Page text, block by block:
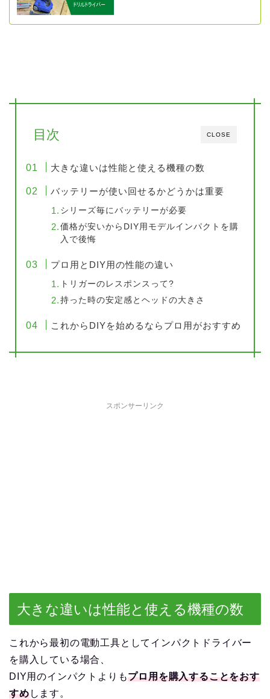
CLOSE
目次
大きな違いは性能と使える機種の数
バッテリーが使い回せるかどうかは重要
シリーズ毎にバッテリーが必要
価格が安いからDIY用モデルインパクトを購
入で後悔
プロ用とDIY用の性能の違い
トリガーのレスポンスって?
持った時の安定感とヘッドの大きさ
これからDIYを始めるならプロ用がおすすめ
スポンサーリンク
大きな違いは性能と使える機種の数
これから最初の電動工具としてインパクトドライバー
を購入している場合、
DIY用のインパクトよりもプロ用を購入することをおす
すめします。